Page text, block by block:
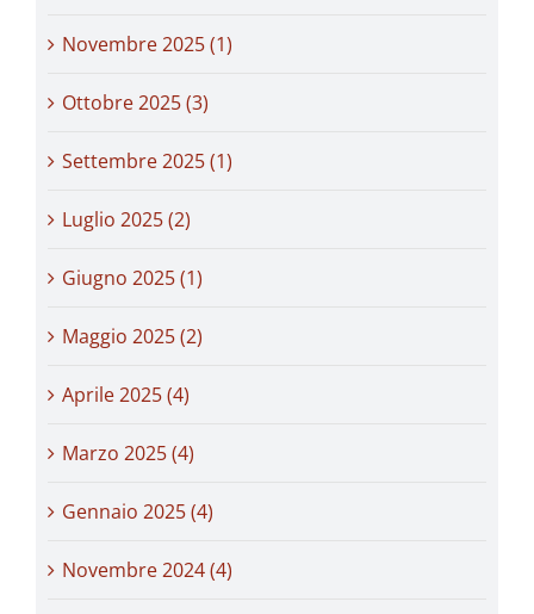
Novembre 2025 (1)
Ottobre 2025 (3)
Settembre 2025 (1)
Luglio 2025 (2)
Giugno 2025 (1)
Maggio 2025 (2)
Aprile 2025 (4)
Marzo 2025 (4)
Gennaio 2025 (4)
Novembre 2024 (4)